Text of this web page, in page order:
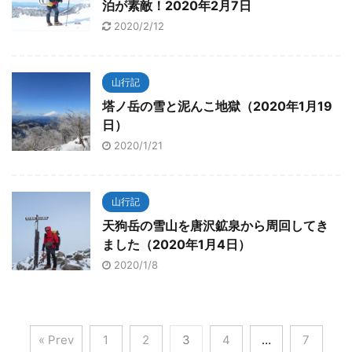
泊が素敵！2020年2月7日
2020/2/12
山行記
塔ノ岳の雪と泥んこ地獄（2020年1月19
日）
2020/1/21
山行記
天狗岳の雪山を唐沢鉱泉から周回してき
ました（2020年1月4日）
2020/1/8
« Prev 1 2 3 4 … 7